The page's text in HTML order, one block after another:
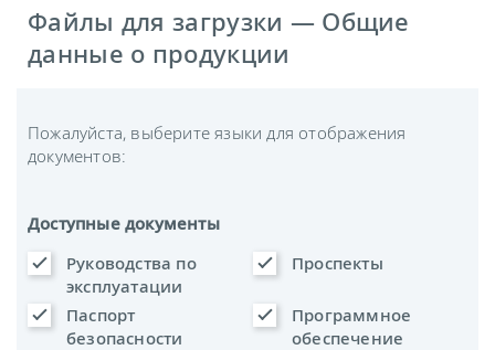
Файлы для загрузки — Общие
данные о продукции
Пожалуйста, выберите языки для отображения
документов:
Доступные документы
Руководства по
эксплуатации
Проспекты
Паспорт
безопасности
Программное
обеспечение